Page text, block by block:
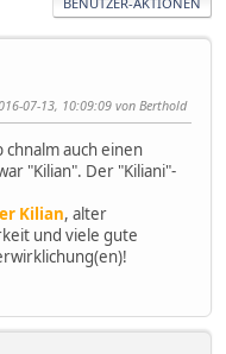
07-13, 10:09:09 von Berthold
chnalm auch einen
"Kilian". Der "Kiliani"-
Kilian, alter
und viele gute